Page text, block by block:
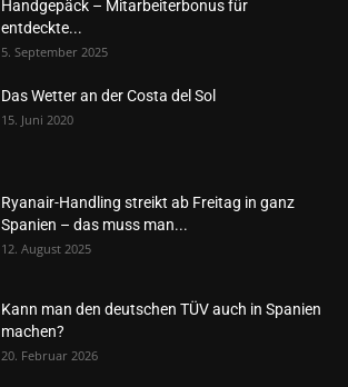
Handgepäck – Mitarbeiterbonus für
entdeckte...
5. September 2025
Das Wetter an der Costa del Sol
15. Juni 2020
Ryanair-Handling streikt ab Freitag in ganz
Spanien – das muss man...
12. August 2025
Kann man den deutschen TÜV auch in Spanien
machen?
20. Februar 2026